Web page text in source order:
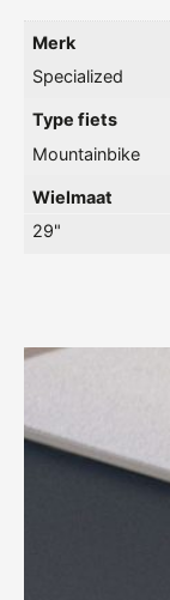
Merk
Specialized
Type fiets
Mountainbike
Wielmaat
29"